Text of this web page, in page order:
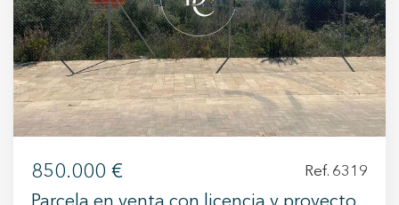
850.000 € Ref. 6319